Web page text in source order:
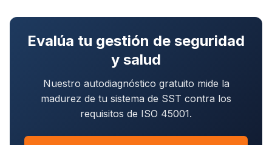
Evalúa tu gestión de seguridad
y salud
Nuestro autodiagnóstico gratuito mide la
madurez de tu sistema de SST contra los
requisitos de ISO 45001.